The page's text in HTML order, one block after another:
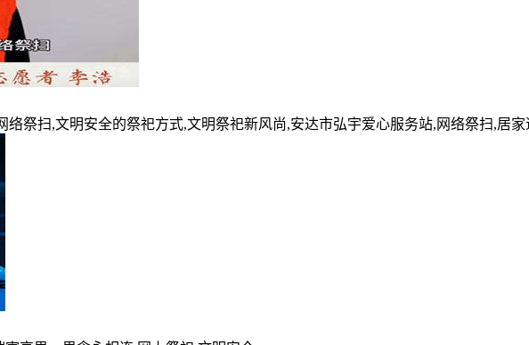
络祭扫,文明安全的祭祀方式,文明祭祀新风尚,安达市弘宇爱心服务站,网络祭扫,居